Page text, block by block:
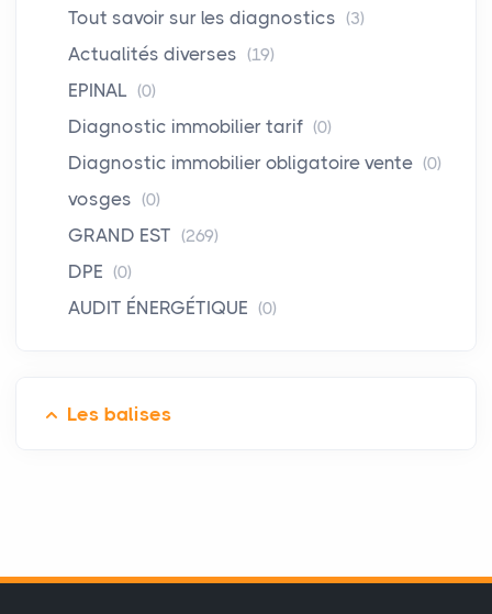
Tout savoir sur les diagnostics (3)
Actualités diverses (19)
EPINAL (0)
Diagnostic immobilier tarif (0)
Diagnostic immobilier obligatoire vente (0)
vosges (0)
GRAND EST (269)
DPE (0)
AUDIT ÉNERGÉTIQUE (0)
Les balises